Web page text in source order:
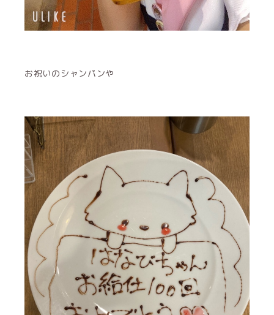
お祝いのシャンパンや